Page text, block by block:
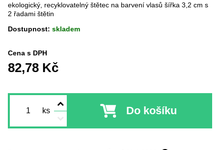
ekologický, recyklovatelný štětec na barvení vlasů šířka 3,2 cm s
2 řadami štětin
Dostupnost: skladem
Cena s DPH
82,78 Kč
ks Do košíku